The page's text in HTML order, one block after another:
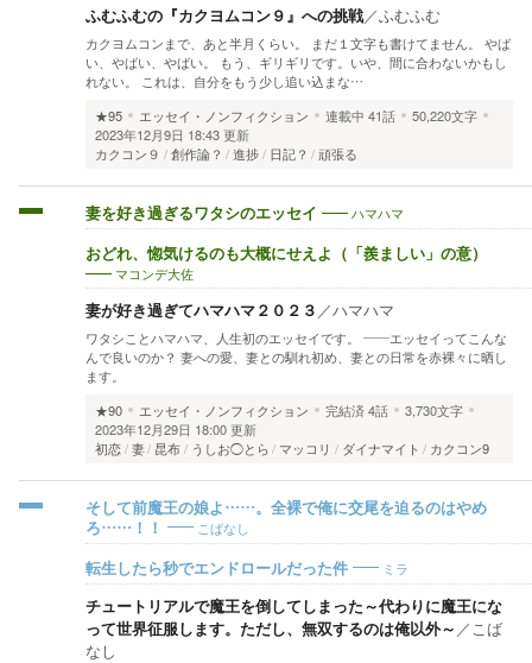
ふむふむの『カクヨムコン９』への挑戦／ふむふむ
カクヨムコンまで、あと半月くらい。 まだ１文字も書けてません。 やば
い、やばい、やばい。 もう、ギリギリです。いや、間に合わないかもし
れない。 これは、自分をもう少し追い込まな…
★95
エッセイ・ノンフィクション 連載中 41話
50,220文字
2023年12月9日 18:43 更新
カクコン９
創作論？ 進捗 日記？ 頑張る
妻を好き過ぎるワタシのエッセイ ハマハマ
おどれ、惚気けるのも大概にせえよ（「羨ましい」の意）
マコンデ大佐
妻が好き過ぎてハマハマ２０２３ ／ハマハマ
ワタシことハマハマ、人生初のエッセイです。 ――エッセイってこんな
んで良いのか？ 妻への愛、妻との馴れ初め、妻との日常を赤裸々に晒し
ます。
★90
エッセイ・ノンフィクション 完結済4話
3,730文字
2023年12月29日 18:00 更新
初恋 妻 昆布 うしお◯とら マッコリ ダイナマイト カクコン9
そして前魔王の娘よ……。全裸で俺に交尾を迫るのはやめ
ろ……！！
こばなし
転生したら秒でエンドロールだった件 ミラ
チュートリアルで魔王を倒してしまった～代わりに魔王にな
って世界征服します。ただし、無双するのは俺以外～ ／ こば
なし